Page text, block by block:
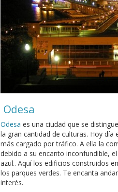
Odesa
Odesa es una ciudad que se
la gran cantidad de culturas. Hoy
más cargado por tráfico. A ella la
debido a su encanto inconfundible,
azul.. Aquí los edificios construidos
los parques verdes. Te encanta
interés.